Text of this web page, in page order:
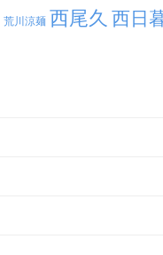
荒川涼麺 西尾久 西日